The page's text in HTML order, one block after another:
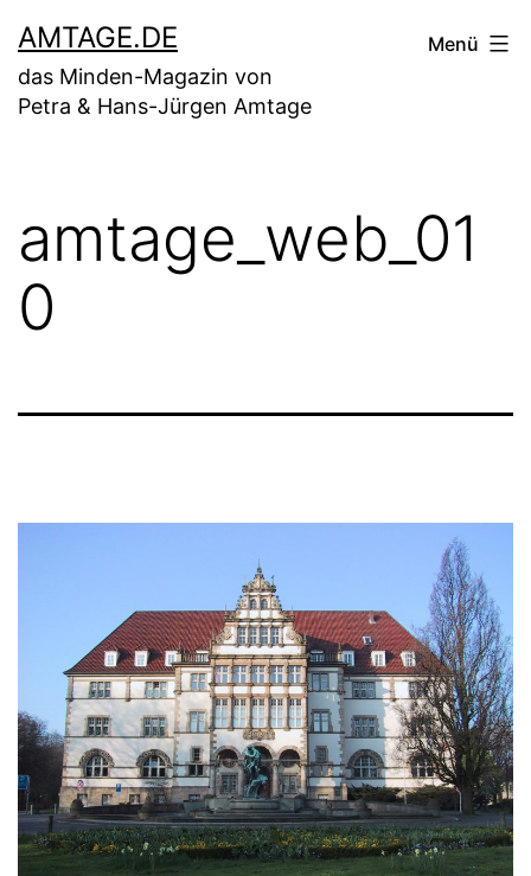
Zum
Inhalt
springen
AMTAGE.DE
das Minden-Magazin von
Petra & Hans-Jürgen Amtage
Menü
amtage_web_01
0